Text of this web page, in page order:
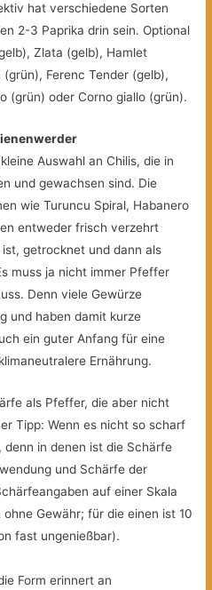
hat verschiedene Sorten
2-3 Paprika drin sein. Optional
Zlata (gelb), Hamlet
Ferenc Tender (gelb),
(grün) oder Corno giallo (grün).
Auswahl an Chilis, die in
und gewachsen sind. Die
wie Turuncu Spiral, Habanero
entweder frisch verzehrt
getrocknet und dann als
muss ja nicht immer Pfeffer
Denn viele Gewürze
und haben damit kurze
ein guter Anfang für eine
Ernährung.
als Pfeffer, die aber nicht
Tipp: Wenn es nicht so scharf
denn in denen ist die Schärfe
und Schärfe der
auf einer Skala
Gewähr; für die einen ist 10
fast ungenießbar).
Form erinnert an